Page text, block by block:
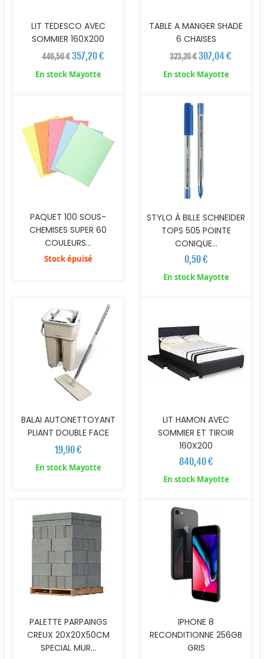
LIT TEDESCO AVEC
SOMMIER 160X200
446,50 € 357,20 €
En stock Mayotte
TABLE A MANGER SHADE
6 CHAISES
323,20 €307,04 €
En stock Mayotte
PAQUET 100 SOUS-
CHEMISES SUPER 60
COULEURS...
Stock épuisé
STYLO À BILLE SCHNEIDER
TOPS 505 POINTE
CONIQUE...
0,50 €
En stock Mayotte
BALAI AUTONETTOYANT
PLIANT DOUBLE FACE
19,90 €
En stock Mayotte
LIT HAMON AVEC
SOMMIER ET TIROIR
160X200
840,40 €
En stock Mayotte
PALETTE PARPAINGS
CREUX 20X20X50CM
SPECIAL MUR...
IPHONE 8
RECONDITIONNE 256GB
GRIS